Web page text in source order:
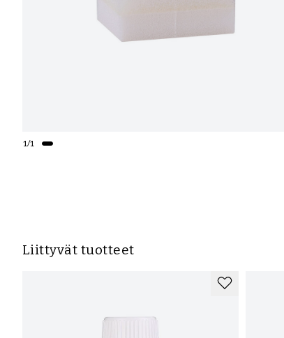
1/1
Liittyvät tuotteet